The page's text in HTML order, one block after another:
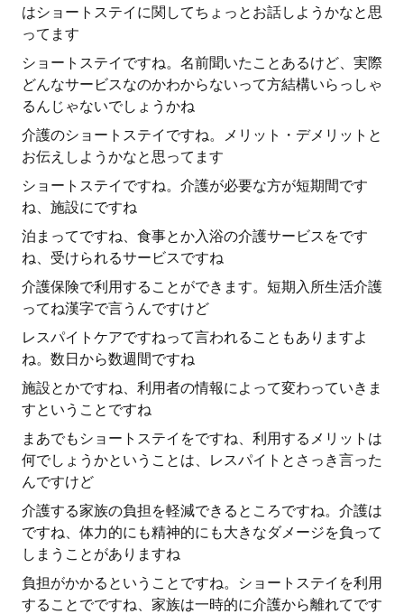
はショートステイに関してちょっとお話しようかなと思
ってます
ショートステイですね。名前聞いたことあるけど、実際
どんなサービスなのかわからないって方結構いらっしゃ
るんじゃないでしょうかね
介護のショートステイですね。メリット・デメリットと
お伝えしようかなと思ってます
ショートステイですね。介護が必要な方が短期間です
ね、施設にですね
泊まってですね、食事とか入浴の介護サービスをです
ね、受けられるサービスですね
介護保険で利用することができます。短期入所生活介護
ってね漢字で言うんですけど
レスパイトケアですねって言われることもありますよ
ね。数日から数週間ですね
施設とかですね、利用者の情報によって変わっていきま
すということですね
まあでもショートステイをですね、利用するメリットは
何でしょうかということは、レスパイトとさっき言った
んですけど
介護する家族の負担を軽減できるところですね。介護は
ですね、体力的にも精神的にも大きなダメージを負って
しまうことがありますね
負担がかかるということですね。ショートステイを利用
することでですね、家族は一時的に介護から離れてです